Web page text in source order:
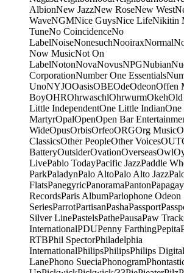
AlbionNew JazzNew RoseNew West
WaveNGMNice GuysNice LifeNikitin
TuneNo CoincidenceNo
LabelNoiseNonesuchNooiraxNormal
Now MusicNot On
LabelNotonNovaNovusNPGNubian
CorporationNumber One Essentials
UnoNYJOOasisOBEOdeOdeonOffen
BoyOHROhrwaschlOhrwurmOkeh
Little IndependentOne Little IndianOne
MartyrOpalOpenOpen Bar
WideOpusOrbisOrfeoORGOrg Music
ClassicsOther PeopleOther VoicesOUT
BatteryOutsiderOvationOverseasOwl
LivePablo TodayPacific JazzPaddle
ParkPaladynPalo AltoPalo Alto Jazz
FlatsPanegyricPanoramaPanton
RecordsParis AlbumParlophone Odeon
SeriesParrotPartisanPashaPassport
Silver LinePastelsPathePausaPaw
InternationalPDUPenny FarthingPepita
RTBPhil SpectorPhiladelphia
InternationalPhilipsPhilipsPhilips
LanePhono SueciaPhonogram